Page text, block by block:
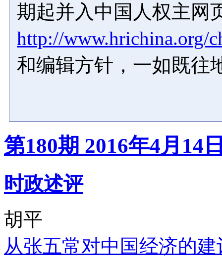
期起并入中国人权主网
http://www.hrichina.org/
和编辑方针，一如既往
第180期 2016年4月14
时政述评
胡平
从张五常对中国经济的